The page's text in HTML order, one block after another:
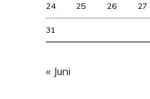
24 25 26 27
31
« Juni